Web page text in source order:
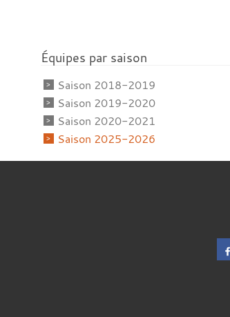
Équipes par saison
Saison 2018-2019
Saison 2019-2020
Saison 2020-2021
Saison 2025-2026